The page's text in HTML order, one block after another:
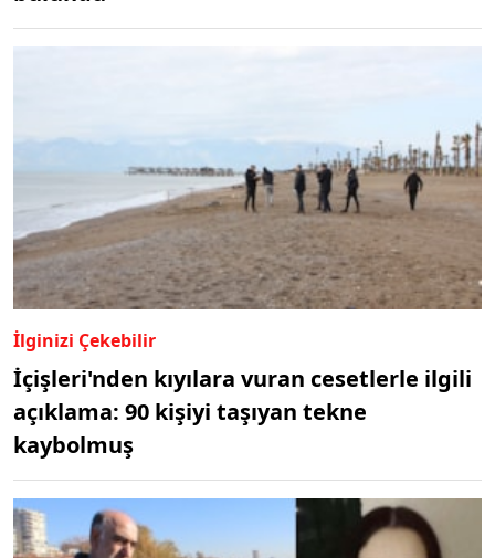
İlginizi Çekebilir
İçişleri'nden kıyılara vuran cesetlerle ilgili
açıklama: 90 kişiyi taşıyan tekne
kaybolmuş